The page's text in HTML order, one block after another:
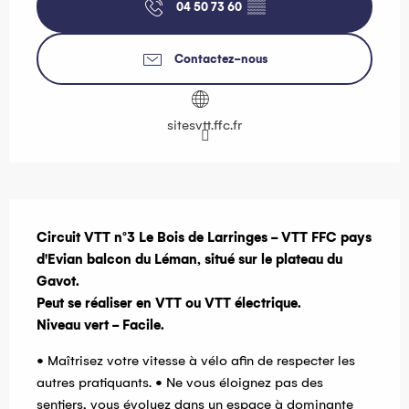
04 50 73 60 ▒▒
Contactez-nous
sitesvtt.ffc.fr
Circuit VTT n°3 Le Bois de Larringes - VTT FFC pays
d'Evian balcon du Léman, situé sur le plateau du
Gavot.
Peut se réaliser en VTT ou VTT électrique.
Niveau vert - Facile.
• Maîtrisez votre vitesse à vélo afin de respecter les
autres pratiquants. • Ne vous éloignez pas des
sentiers, vous évoluez dans un espace à dominante